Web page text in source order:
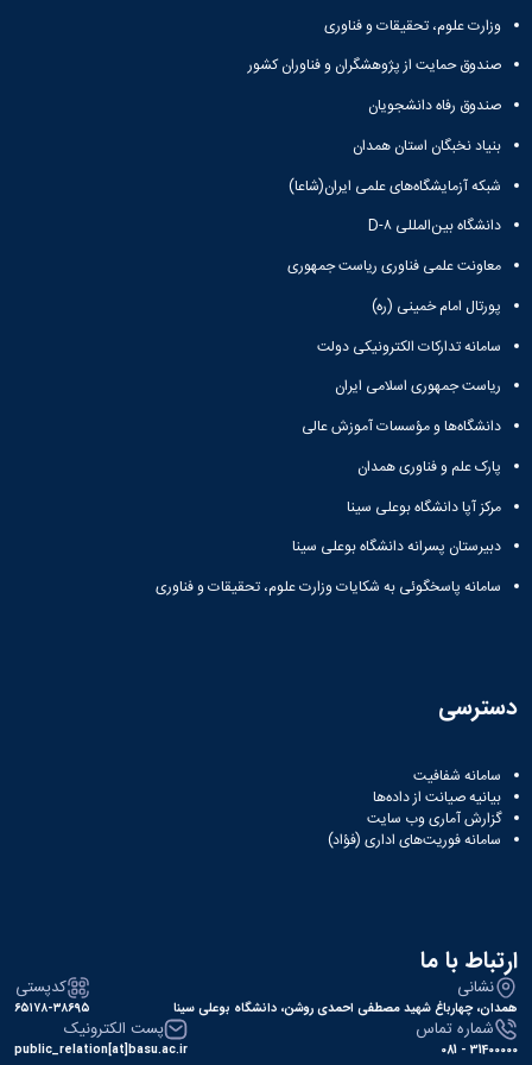
پژوهشی
معاونت
تحصیلات
تکمیلی
منتخب
هیات
ممیزی
کمیته
ترفیع
شورای
فرهنگی
آئین
نامه
ها
سمینارها
پایان
نامه
ها
آیین‌نامه‌های
معاونت
آموزشی
گروه
گروه
کامپیوتر
نشریات
پژوهش
مهندسی
صنایع
سیستم
تولید
Journal
of
Analysis
دفتر
کارآموزی
مرتبط
بنیاد
ملی
دانش
بنیان
نامه ها
فرآیندها
آئین
پژوهشی
فرم
های
پژوهشی
مهندسی
مکانیک
مهندسی
کامپیوتر
وزارت علوم، تحقیقات و فناوری
صندوق حمایت از پژوهشگران و فناوران کشور
صندوق رفاه دانشجویان
بنیاد نخبگان استان همدان
شبکه آزمایشگاه‌های علمی ایران(شاعا)
دانشگاه بین‌المللی D-۸
معاونت علمی فناوری ریاست جمهوری
پورتال امام خمینی (ره)
سامانه تدارکات الکترونیکی دولت
ریاست جمهوری اسلامی ایران
دانشگاه‌ها و مؤسسات آموزش عالی
پارک علم و فناوری همدان
مرکز آپا دانشگاه بوعلی سینا
دبیرستان پسرانه دانشگاه بوعلی سینا
سامانه پاسخگوئی به شکایات وزارت علوم، تحقیقات و فناوری
دسترسی
سامانه شفافیت
بیانیه صیانت از داده‌ها
گزارش آماری وب‌ سایت
سامانه فوریت‌های اداری (فؤاد)
ارتباط با ما
نشانی
همدان، چهارباغ شهید مصطفی احمدی روشن، دانشگاه بوعلی سینا
کدپستی
۶۵۱۷۸-۳۸۶۹۵
شماره تماس
31400000 - 081
پست الکترونیک
public_relation[at]basu.ac.ir